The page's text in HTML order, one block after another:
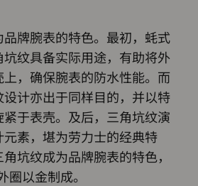
牌腕表的特色。最初，蚝式
纹具备实际用途，有助将外
，确保腕表的防水性能。而
计亦出于同样目的，并以特
于表壳。及后，三角坑纹演
素，堪为劳力士的经典特
坑纹成为品牌腕表的特色，
圈以金制成。